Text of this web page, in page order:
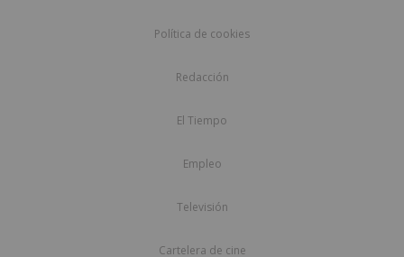
Política de cookies
Redacción
El Tiempo
Empleo
Televisión
Cartelera de cine